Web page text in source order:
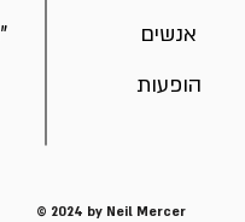
תערוכת "ספות רחוב"
אנשים
הופעות
© 2024 by Neil Mercer